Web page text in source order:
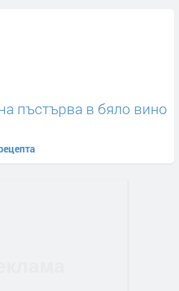
пъстърва в бяло вино